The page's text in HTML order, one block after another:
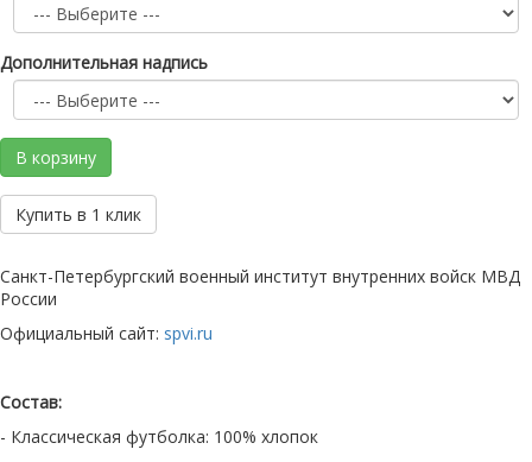
Дополнительная надпись
В корзину
Купить в 1 клик
Санкт-Петербургский военный институт внутренних войск МВД
России
Официальный сайт: spvi.ru
Состав:
- Классическая футболка: 100% хлопок